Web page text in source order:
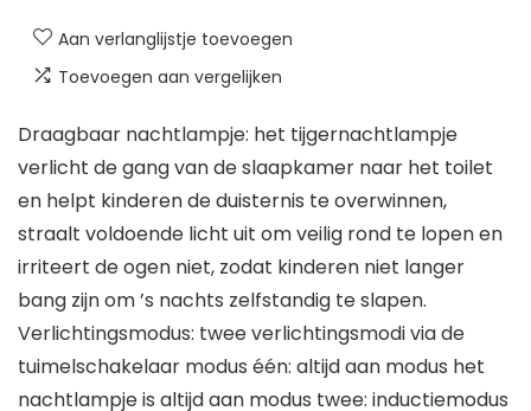
Aan verlanglijstje toevoegen
Toevoegen aan vergelijken
Draagbaar nachtlampje: het tijgernachtlampje
verlicht de gang van de slaapkamer naar het toilet
en helpt kinderen de duisternis te overwinnen,
straalt voldoende licht uit om veilig rond te lopen en
irriteert de ogen niet, zodat kinderen niet langer
bang zijn om ’s nachts zelfstandig te slapen.
Verlichtingsmodus: twee verlichtingsmodi via de
tuimelschakelaar modus één: altijd aan modus het
nachtlampje is altijd aan modus twee: inductiemodus